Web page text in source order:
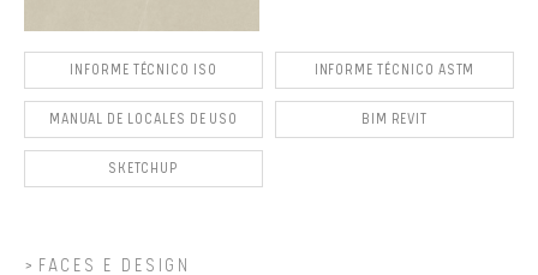
INFORME TÉCNICO ISO INFORME TÉCNICO ASTM
MANUAL DE LOCALES DE USO BIM REVIT
SKETCHUP
FACES E DESIGN